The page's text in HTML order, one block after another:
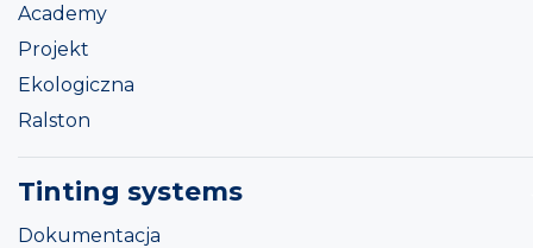
Academy
Projekt
Ekologiczna
Ralston
Tinting systems
Dokumentacja